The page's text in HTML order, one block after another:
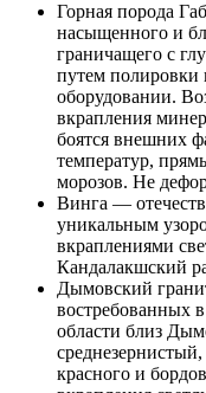
Горная порода
насыщенного и
граничащего с
путем полировки
оборудовании.
вкрапления
боятся внешних
температур,
морозов. Не
Винга —
уникальным
вкраплениями
Кандалакшский
Дымовский
востребованных
области близ
красного и